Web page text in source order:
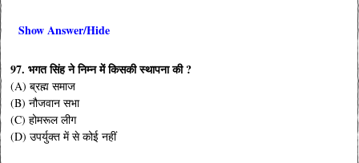
Show Answer/Hide
97. भगत सिंह ने निम्न में किसकी स्थापना की ?
(A) ब्रह्म समाज
(B) नौजवान सभा
(C) होमरूल लीग
(D) उपर्युक्त में से कोई नहीं